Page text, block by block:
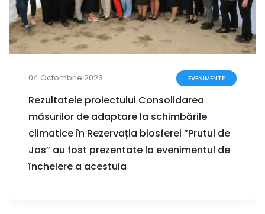
04 Octombrie 2023 EVENIMENTE
Rezultatele proiectului Consolidarea
măsurilor de adaptare la schimbările
climatice în Rezervația biosferei ”Prutul de
Jos” au fost prezentate la evenimentul de
încheiere a acestuia